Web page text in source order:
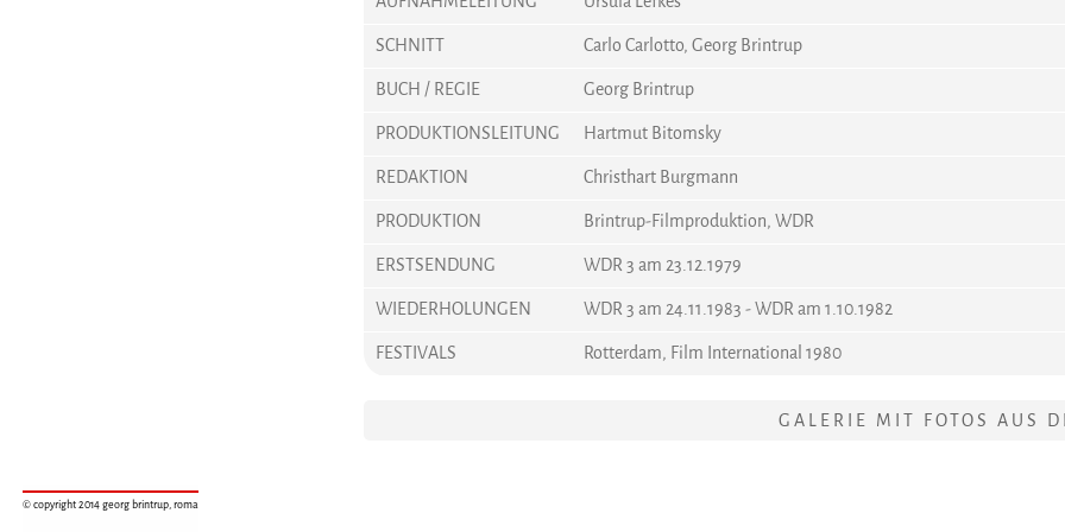
SCHNITT
Carlo Carlotto, Georg Brintrup
BUCH / REGIE
Georg Brintrup
PRODUKTIONSLEITUNG
Hartmut Bitomsky
REDAKTION
Christhart Burgmann
PRODUKTION
Brintrup-Filmproduktion, WDR
ERSTSENDUNG
WDR 3 am 23.12.1979
WIEDERHOLUNGEN
WDR 3 am 24.11.1983 - WDR am 1.10.1982
FESTIVALS
Rotterdam, Film International 1980
GALERIE MIT FOTOS AUS
© copyright 2014 georg brintrup, roma